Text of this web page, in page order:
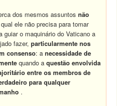
dos mesmos assuntosnão
ele não precisa para tomar
guiar o maquinário do Vaticano a
fazer,particularmente nos
consenso: anecessidade de
quando aquestão envolvida
entre os membros de
para qualquer
.